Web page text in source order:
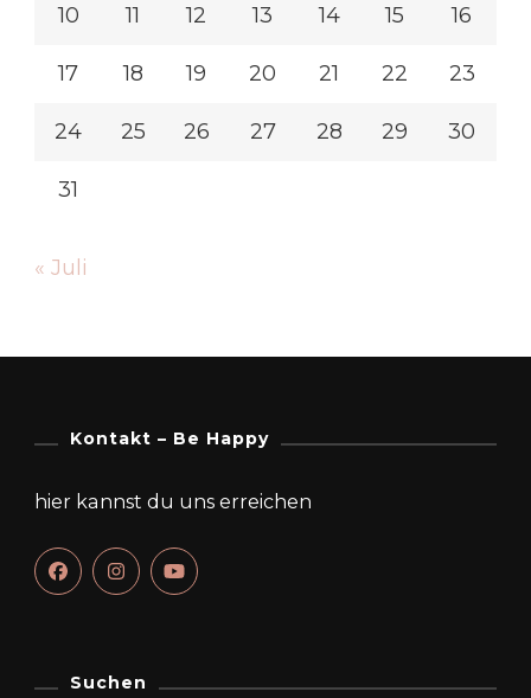
10 11 12 13 14 15 16
17 18 19 20 21 22 23
24 25 26 27 28 29 30
31
« Juli
Kontakt – Be Happy
hier kannst du uns erreichen
Suchen